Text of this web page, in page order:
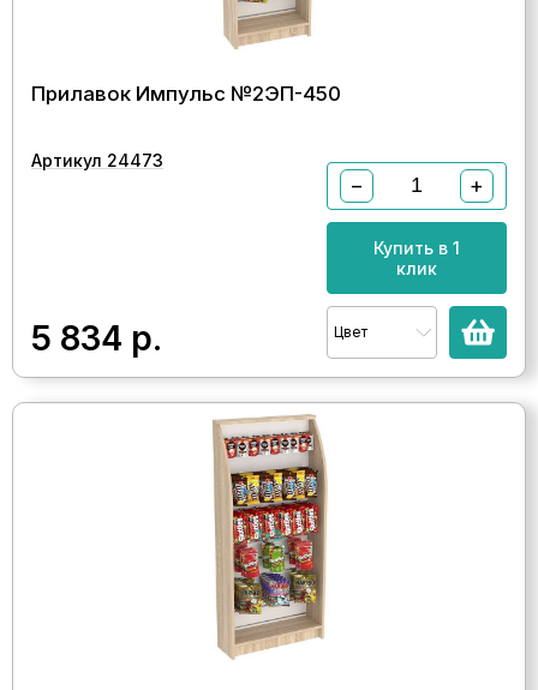
Прилавок Импульс №2ЭП-450
Артикул 24473
5 834 р.
− +
Купить в 1
клик
Цвет